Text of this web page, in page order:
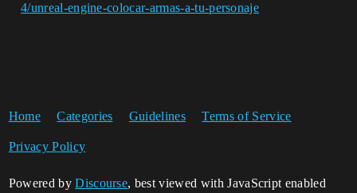
4/unreal-engine-colocar-armas-a-tu-personaje
Home Categories Guidelines Terms of Service
Privacy Policy
Powered byDiscourse, best viewed with JavaScript enabled